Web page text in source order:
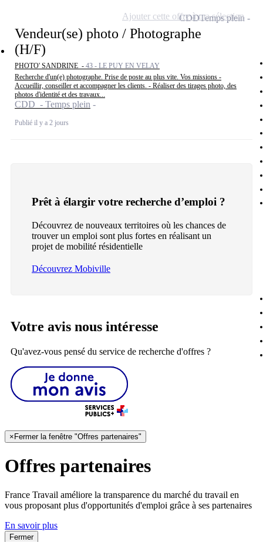
Vendeur(se) photo / Photographe
(H/F)
PHOTO' SANDRINE - 43 - LE PUY EN VELAY
Recherche d'un(e) photographe. Prise de poste au plus vite. Vos missions -
Accueillir, conseiller et accompagner les clients. - Réaliser des tirages photo, des
photos d'identité et des travaux...
CDD - Temps plein
Publié il y a 2 jours
CDDTemps plein
Ajouter cette offre à ma sélection
Prêt à élargir votre recherche d’emploi ?
Découvrez de nouveaux territoires où les chances de
trouver un emploi sont plus fortes en réalisant un
projet de mobilité résidentielle
Découvrez Mobiville
Votre avis nous intéresse
Qu'avez-vous pensé du service de recherche d'offres ?
× Fermer la fenêtre "Offres partenaires"
Offres partenaires
France Travail améliore la transparence du marché du travail en
vous proposant plus d'opportunités d'emploi grâce à ses partenaires
En savoir plus
Fermer